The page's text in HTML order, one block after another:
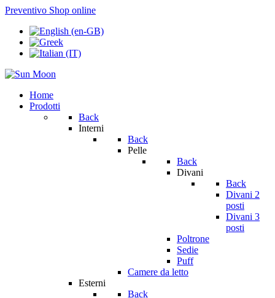
Preventivo Shop online
Home
Prodotti
Back
Interni
Back
Pelle
Back
Divani
Back
Divani 2
posti
Divani 3
posti
Poltrone
Sedie
Puff
Camere da letto
Esterni
Back